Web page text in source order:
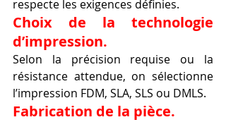
respecte les exigences définies.
Choix de la technologie
d’impression.
Selon la précision requise ou la
résistance attendue, on sélectionne
l’impression FDM, SLA, SLS ou DMLS.
Fabrication de la pièce.